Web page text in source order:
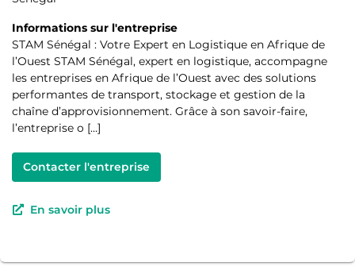
Informations sur l'entreprise
STAM Sénégal : Votre Expert en Logistique en Afrique de
l’Ouest STAM Sénégal, expert en logistique, accompagne
les entreprises en Afrique de l’Ouest avec des solutions
performantes de transport, stockage et gestion de la
chaîne d’approvisionnement. Grâce à son savoir-faire,
l’entreprise o […]
Contacter l'entreprise
En savoir plus